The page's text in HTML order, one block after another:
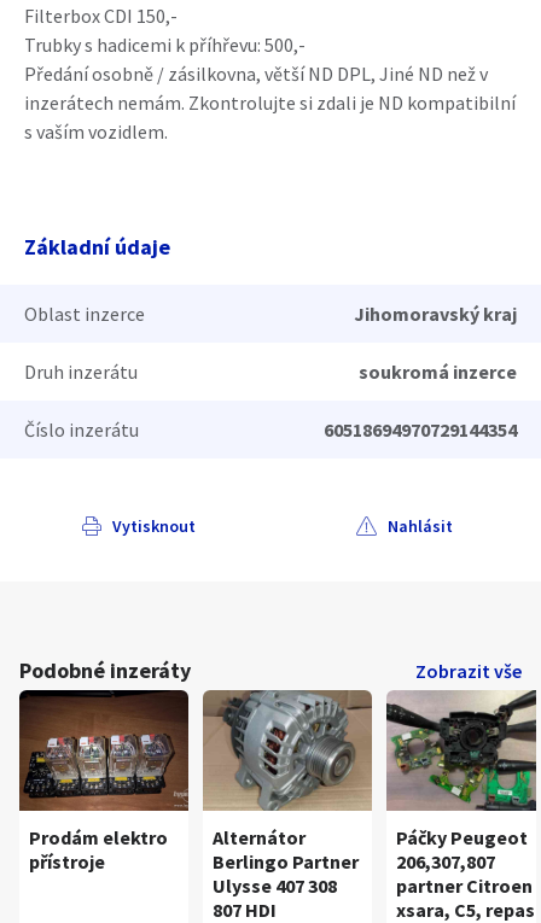
Filterbox CDI 150,-
Trubky s hadicemi k příhřevu: 500,-
Předání osobně / zásilkovna, větší ND DPL, Jiné ND než v
inzerátech nemám. Zkontrolujte si zdali je ND kompatibilní
s vaším vozidlem.
Základní údaje
Oblast inzerce Jihomoravský kraj
Druh inzerátu soukromá inzerce
Číslo inzerátu 60518694970729144354
Vytisknout Nahlásit
Podobné inzeráty Zobrazit vše
Prodám elektro
přístroje
Alternátor
Berlingo Partner
Ulysse 407 308
807 HDI
Páčky Peugeot
206,307,807
partner Citroen
xsara, C5, repas